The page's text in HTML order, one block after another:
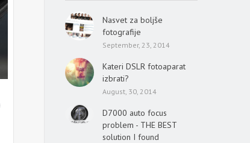
Nasvet za boljše
fotografije
September, 23, 2014
Kateri DSLR fotoaparat
izbrati?
August, 30, 2014
D7000 auto focus
problem - THE BEST
solution I found